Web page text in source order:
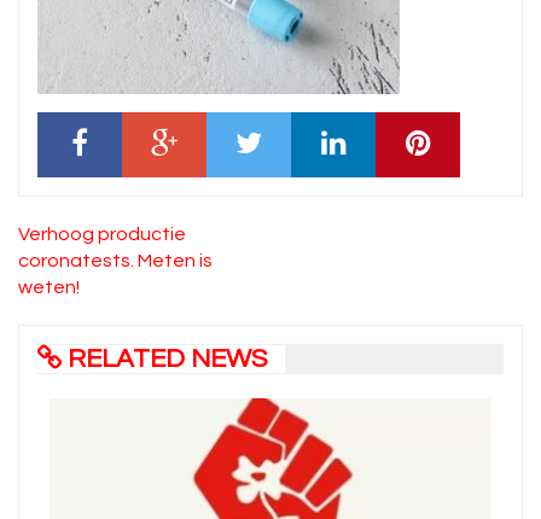
Bericht
navigatie
Verhoog productie
coronatests. Meten is
weten!
RELATED NEWS